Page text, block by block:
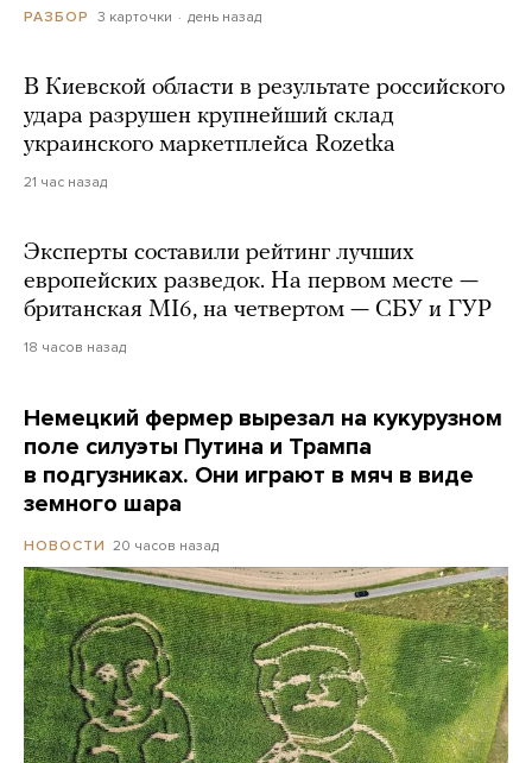
РАЗБОР 3 карточки день назад
В Киевской области в результате российского
удара разрушен крупнейший склад
украинского маркетплейса Rozetka
21 час назад
Эксперты составили рейтинг лучших
европейских разведок. На первом месте —
британская MI6, на четвертом — СБУ и ГУР
18 часов назад
Немецкий фермер вырезал на кукурузном
поле силуэты Путина и Трампа
в подгузниках. Они играют в мяч в виде
земного шара
НОВОСТИ 20 часов назад